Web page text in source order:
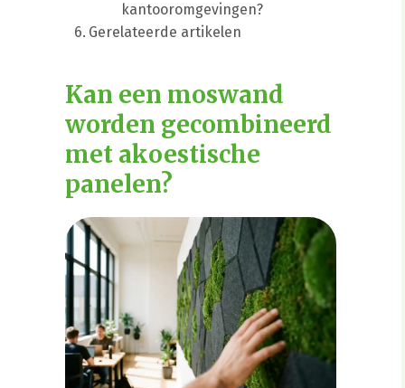
kantooromgevingen?
Gerelateerde artikelen
Kan een moswand
worden gecombineerd
met akoestische
panelen?